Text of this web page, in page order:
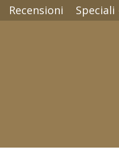
Recensioni Speciali